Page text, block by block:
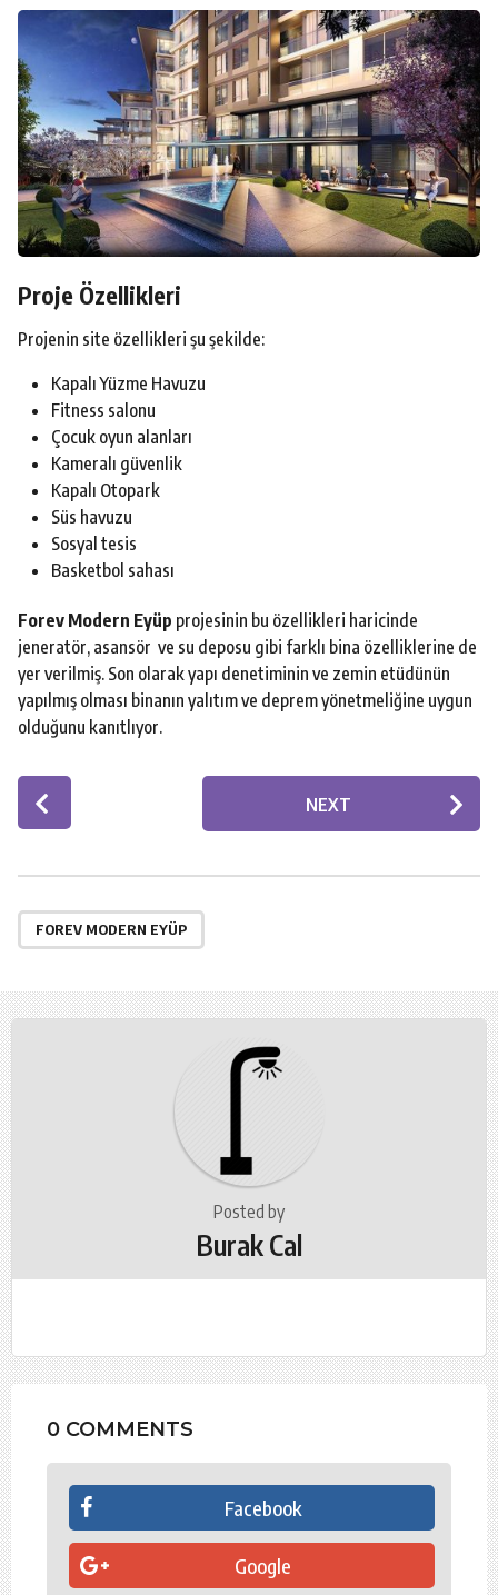
Proje Özellikleri
Projenin site özellikleri şu şekilde:
Kapalı Yüzme Havuzu
Fitness salonu
Çocuk oyun alanları
Kameralı güvenlik
Kapalı Otopark
Süs havuzu
Sosyal tesis
Basketbol sahası
Forev Modern Eyüp projesinin bu özellikleri haricinde
jeneratör, asansör ve su deposu gibi farklı bina özelliklerine de
yer verilmiş. Son olarak yapı denetiminin ve zemin etüdünün
yapılmış olması binanın yalıtım ve deprem yönetmeliğine uygun
olduğunu kanıtlıyor.
P
o
t
P
i
n
NEXT
FOREV MODERN EYÜP
Posted by
Burak Cal
0 COMMENTS
Facebook
Google